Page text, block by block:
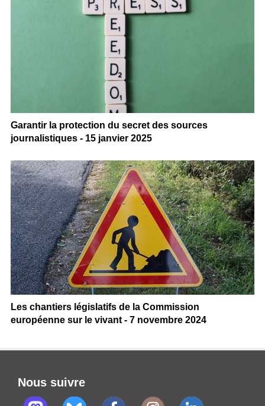
Garantir la protection du secret des sources
journalistiques - 15 janvier 2025
Les chantiers législatifs de la Commission
européenne sur le vivant - 7 novembre 2024
Nous suivre